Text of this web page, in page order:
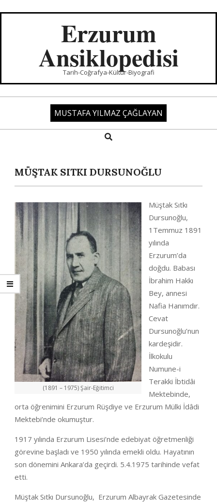
Erzurum
Ansiklopedisi
Tarih-Coğrafya-Kültür-Biyografi
MUSTAFA YILMAZ ÇAĞLAYAN
Search
MÜŞTAK SITKI DURSUNOĞLU
(1891 – 1975) Şair-Eğitimci
Müştak Sıtkı
Dursunoğlu,
1Temmuz 1891
yılında
Erzurum’da
doğdu. Babası
İbrahim Hakkı
Bey, annesi
Nafia Hanımdır.
Cevat
Dursunoğlu’nun
kardeşidir.
İlkokulu
Numune-i
Terakki İbtidâi
Mektebinde,
orta öğrenimini Erzurum Rüşdiye ve Erzurum Mülki İdâdi
Mektebi’nde okumuştur.
1917 yılında Erzurum Lisesi’nde edebiyat öğretmenliği
görevine başladı ve 1950 yılında emekli oldu. Hayatının
son dönemini Ankara’da geçirdi. 5.4.1975 tarihinde vefat
etti.
Müştak Sıtkı Dursunoğlu, Erzurum Albayrak Gazetesinde